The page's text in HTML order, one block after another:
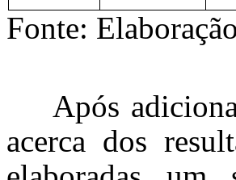
Fonte:
Após
acerca dos